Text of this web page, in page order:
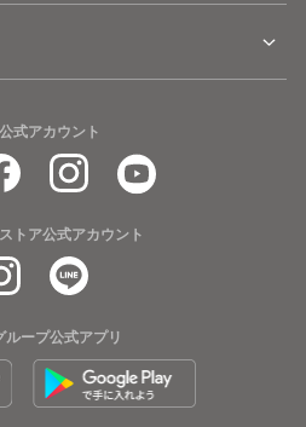
式アカウント
トア公式アカウント
ループ公式アプリ